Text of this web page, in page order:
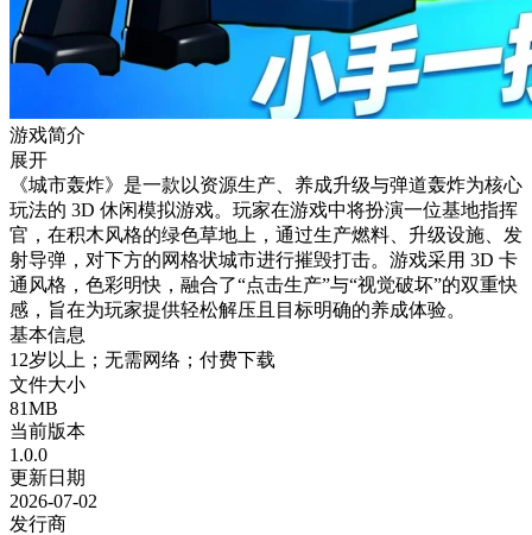
游戏简介
展开
《城市轰炸》是一款以资源生产、养成升级与弹道轰炸为核心
玩法的 3D 休闲模拟游戏。玩家在游戏中将扮演一位基地指挥
官，在积木风格的绿色草地上，通过生产燃料、升级设施、发
射导弹，对下方的网格状城市进行摧毁打击。游戏采用 3D 卡
通风格，色彩明快，融合了“点击生产”与“视觉破坏”的双重快
感，旨在为玩家提供轻松解压且目标明确的养成体验。
基本信息
12岁以上；无需网络；付费下载
文件大小
81MB
当前版本
1.0.0
更新日期
2026-07-02
发行商